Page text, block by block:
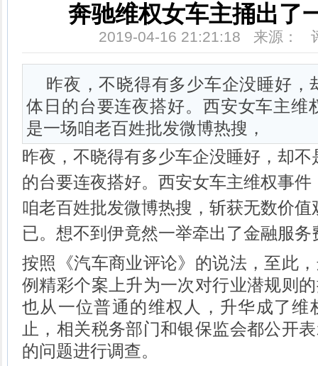
奔驰维权女车主捅出了
2019-04-16 21:21:18 来源：
昨夜，不晓得有多少车企没睡好，
体日的台要连夜搭好。西安女车主维
是一场咱老百姓批发微博热搜，
昨夜，不晓得有多少车企没睡好，却
的台要连夜搭好。西安女车主维权事
咱老百姓批发微博热搜，斩获无数价
已。想不到伊竟然一举牵出了金融服务
按照《汽车商业评论》的说法，至此
例精彩个案上升为一次对行业潜规则
也从一位普通的维权人，升华成了维
止，相关税务部门和银保监会都公开
的问题进行调查。